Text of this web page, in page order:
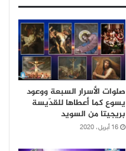
صلوات الأسرار السبعة ووعود
يسوع كما أعطاها للقدّيسة
بريجيتا من السويد
16 أبريل، 2020